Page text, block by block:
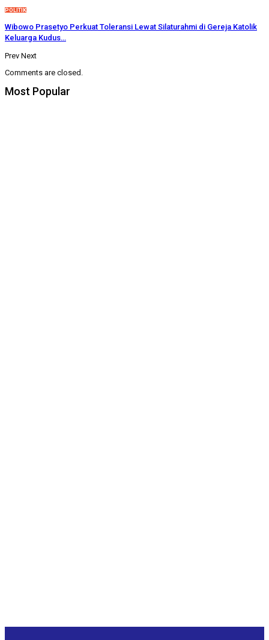
POLITIK
Wibowo Prasetyo Perkuat Toleransi Lewat Silaturahmi di Gereja Katolik
Keluarga Kudus…
Prev Next
Comments are closed.
Most Popular